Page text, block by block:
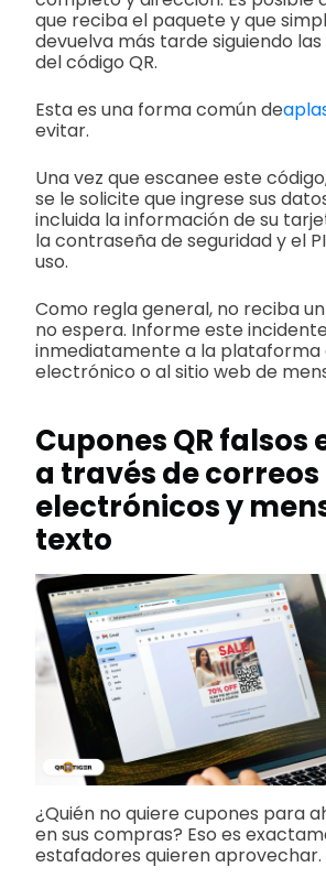
que reciba el paquete y que
devuelva más tarde siguiendo
del código QR.
Esta es una forma común de
evitar.
Una vez que escanee este
se le solicite que ingrese sus
incluida la información de su
la contraseña de seguridad y el
uso.
Como regla general, no reciba
no espera. Informe este incidente
inmediatamente a la plataforma
electrónico o al sitio web de
Cupones QR falsos
a través de correos
electrónicos y
texto
¿Quién no quiere cupones para
en sus compras? Eso es
estafadores quieren aprovechar.